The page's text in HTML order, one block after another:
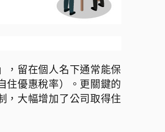
，留在個人名下通常能保
住優惠稅率）。更關鍵的
，大幅增加了公司取得住